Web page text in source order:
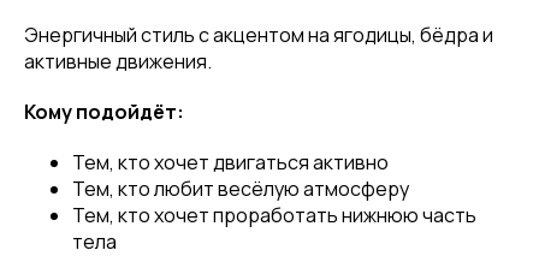
Энергичный стиль с акцентом на ягодицы, бёдра и
активные движения.
Кому подойдёт:
Тем, кто хочет двигаться активно
Тем, кто любит весёлую атмосферу
Тем, кто хочет проработать нижнюю часть
тела